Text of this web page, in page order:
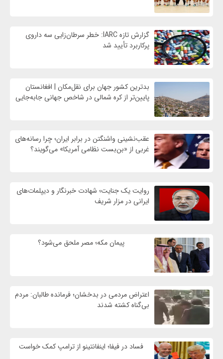
گزارش تازه IARC: خطر سرطان‌زایی سه داروی
پرکاربرد تأیید شد
بدترین کشور جهان برای نقل‌مکان | افغانستان
پایین‌تر از کره شمالی در شاخص جهانی جابه‌جایی
عقب‌نشینی واشنگتن در برابر ایران؛ چرا رسانه‌های
غربی از «بن‌بست نظامی آمریکا» می‌گویند؟
روایت یک جنایت؛ شهادت خبرنگار و دیپلمات‌های
ایرانی در مزار شریف
پیمان مکه؛ مصر ملحق می‌شود؟
اعتراض مردمی در بدخشان؛ فرمانده طالبان: مردم
بی‌گناه کشته شدند
فساد در فیفا؛ اینفانتینو از ترامپ کمک خواست